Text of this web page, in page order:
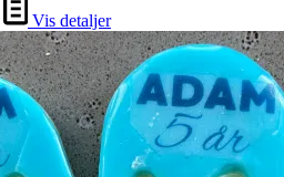
Vis detaljer